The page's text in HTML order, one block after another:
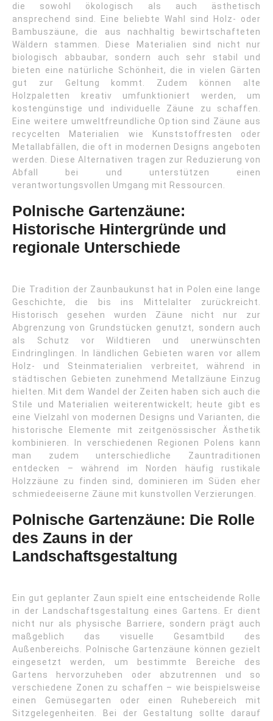
die sowohl ökologisch als auch ästhetisch
ansprechend sind. Eine beliebte Wahl sind Holz- oder
Bambuszäune, die aus nachhaltig bewirtschafteten
Wäldern stammen. Diese Materialien sind nicht nur
biologisch abbaubar, sondern auch sehr stabil und
bieten eine natürliche Schönheit, die in vielen Gärten
gut zur Geltung kommt. Zudem können alte
Holzpaletten kreativ umfunktioniert werden, um
kostengünstige und individuelle Zäune zu schaffen.
Eine weitere umweltfreundliche Option sind Zäune aus
recycelten Materialien wie Kunststoffresten oder
Metallabfällen, die oft in modernen Designs angeboten
werden. Diese Alternativen tragen zur Reduzierung von
Abfall bei und unterstützen einen
verantwortungsvollen Umgang mit Ressourcen.
Polnische Gartenzäune:
Historische Hintergründe und
regionale Unterschiede
Die Tradition der Zaunbaukunst hat in Polen eine lange
Geschichte, die bis ins Mittelalter zurückreicht.
Historisch gesehen wurden Zäune nicht nur zur
Abgrenzung von Grundstücken genutzt, sondern auch
als Schutz vor Wildtieren und unerwünschten
Eindringlingen. In ländlichen Gebieten waren vor allem
Holz- und Steinmaterialien verbreitet, während in
städtischen Gebieten zunehmend Metallzäune Einzug
hielten. Mit dem Wandel der Zeiten haben sich auch die
Stile und Materialien weiterentwickelt; heute gibt es
eine Vielzahl von modernen Designs und Varianten, die
historische Elemente mit zeitgenössischer Ästhetik
kombinieren. In verschiedenen Regionen Polens kann
man zudem unterschiedliche Zauntraditionen
entdecken – während im Norden häufig rustikale
Holzzäune zu finden sind, dominieren im Süden eher
schmiedeeiserne Zäune mit kunstvollen Verzierungen.
Polnische Gartenzäune: Die Rolle
des Zauns in der
Landschaftsgestaltung
Ein gut geplanter Zaun spielt eine entscheidende Rolle
in der Landschaftsgestaltung eines Gartens. Er dient
nicht nur als physische Barriere, sondern prägt auch
maßgeblich das visuelle Gesamtbild des
Außenbereichs. Polnische Gartenzäune können gezielt
eingesetzt werden, um bestimmte Bereiche des
Gartens hervorzuheben oder abzutrennen und so
verschiedene Zonen zu schaffen – wie beispielsweise
einen Gemüsegarten oder einen Ruhebereich mit
Sitzgelegenheiten. Bei der Gestaltung sollte darauf